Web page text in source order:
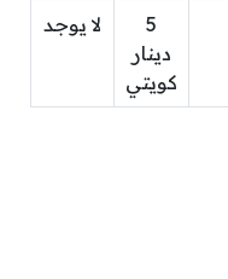
5
دينار
كويتي
لا يوجد